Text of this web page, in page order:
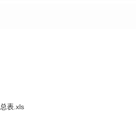
表.xls